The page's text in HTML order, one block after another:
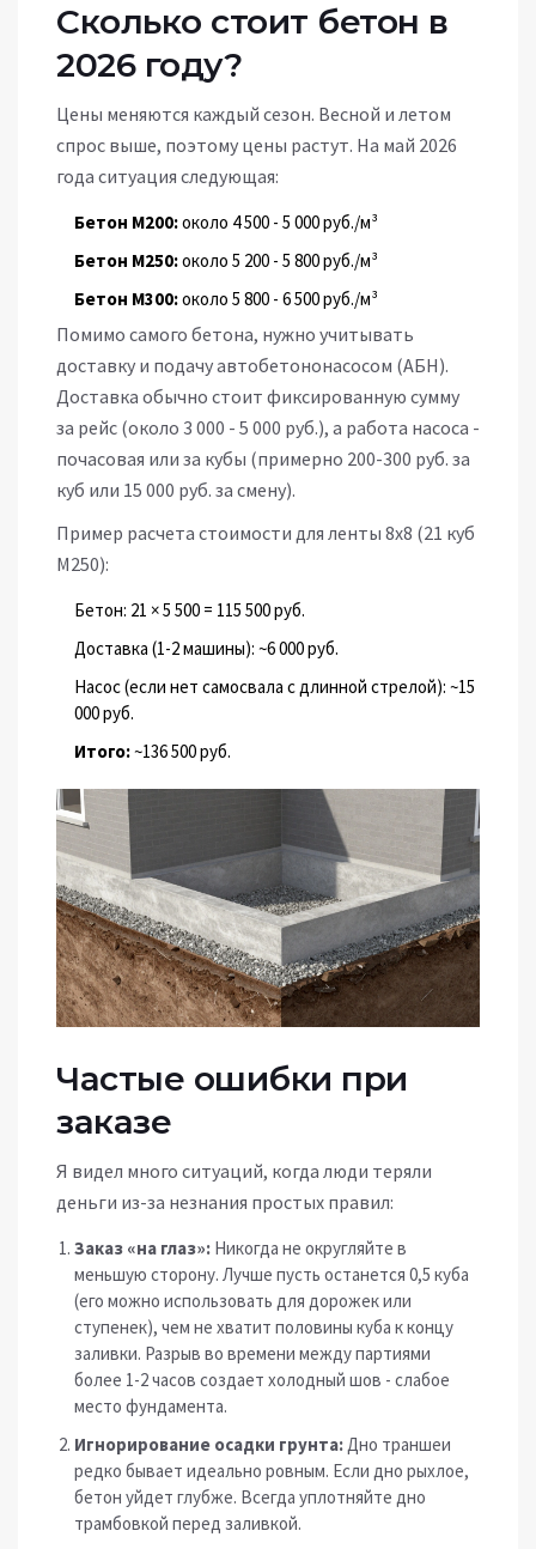
Сколько стоит бетон в
2026 году?
Цены меняются каждый сезон. Весной и летом
спрос выше, поэтому цены растут. На май 2026
года ситуация следующая:
Бетон М200:около 4 500 - 5 000 руб./м³
Бетон М250:около 5 200 - 5 800 руб./м³
Бетон М300:около 5 800 - 6 500 руб./м³
Помимо самого бетона, нужно учитывать
доставку и подачу автобетононасосом (АБН).
Доставка обычно стоит фиксированную сумму
за рейс (около 3 000 - 5 000 руб.), а работа насоса -
почасовая или за кубы (примерно 200-300 руб. за
куб или 15 000 руб. за смену).
Пример расчета стоимости для ленты 8х8 (21 куб
М250):
Бетон: 21 × 5 500 = 115 500 руб.
Доставка (1-2 машины): ~6 000 руб.
Насос (если нет самосвала с длинной стрелой): ~15
000 руб.
Итого:~136 500 руб.
Частые ошибки при
заказе
Я видел много ситуаций, когда люди теряли
деньги из-за незнания простых правил:
Заказ «на глаз»: Никогда не округляйте в
меньшую сторону. Лучше пусть останется 0,5 куба
(его можно использовать для дорожек или
ступенек), чем не хватит половины куба к концу
заливки. Разрыв во времени между партиями
более 1-2 часов создает холодный шов - слабое
место фундамента.
Игнорирование осадки грунта:Дно траншеи
редко бывает идеально ровным. Если дно рыхлое,
бетон уйдет глубже. Всегда уплотняйте дно
трамбовкой перед заливкой.